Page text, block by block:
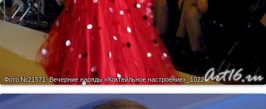
Фото №21571.Вечерние наряды «Коктейльное настроение»_1022